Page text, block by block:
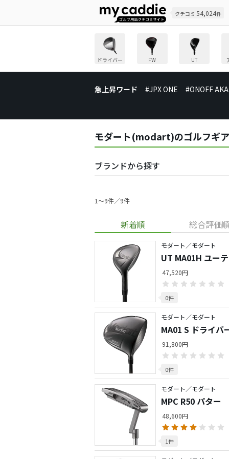
クチコミ 54,024件
ドライバー FW UT
急上昇ワード #JPX ONE #ONOFF AKA
モダート(modart)のゴルフギ
ブランドから探す
1〜9件／9件
新着順 総合評価
モダート／モダート
UT MA01H ユー
47,520円
0件
モダート／モダート
MA01 S ドライバ
91,800円
0件
モダート／モダート
MPC R50 パター
48,600円
1件